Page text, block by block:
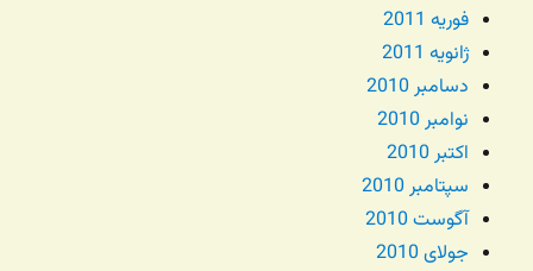
فوریه 2011
ژانویه 2011
دسامبر 2010
نوامبر 2010
اکتبر 2010
سپتامبر 2010
آگوست 2010
جولای 2010